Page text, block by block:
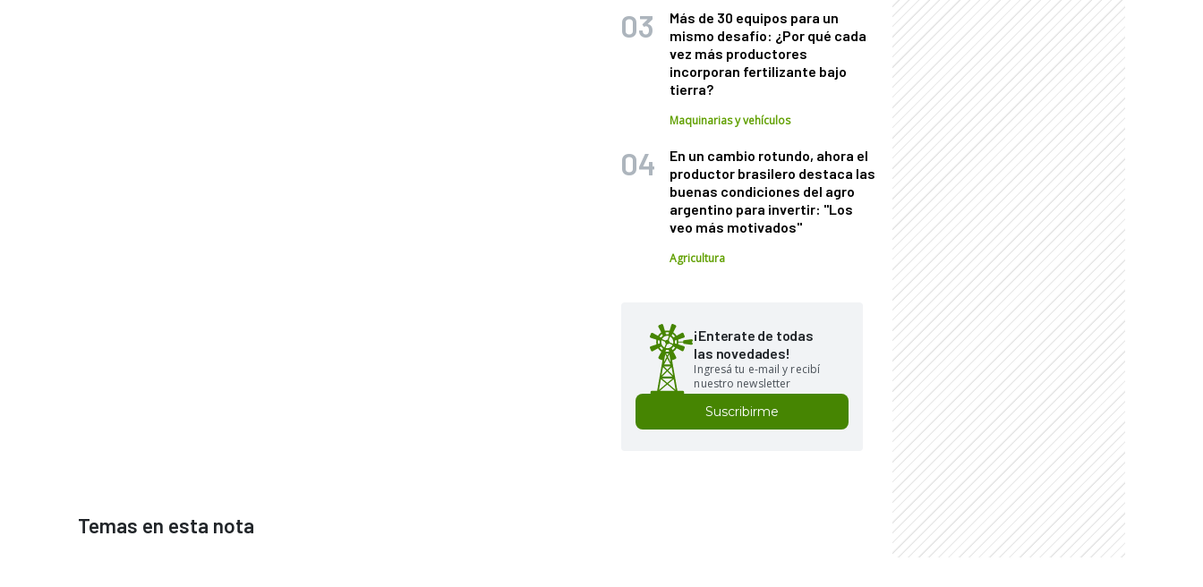
Más de 30 equipos para un
mismo desafío: ¿Por qué cada
vez más productores
incorporan fertilizante bajo
tierra?
Maquinarias y vehículos
En un cambio rotundo, ahora el
productor brasilero destaca las
buenas condiciones del agro
argentino para invertir: "Los
veo más motivados"
Agricultura
¡Enterate de todas
las novedades!
Ingresá tu e-mail y recibí
nuestro newsletter
Suscribirme
Temas en esta nota